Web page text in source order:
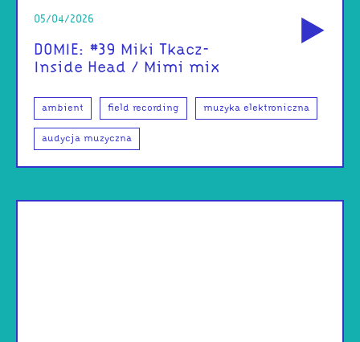
05/04/2026
DOMIE: #39 Miki Tkacz-
Inside Head / Mimi mix
ambient field recording muzyka elektroniczna
audycja muzyczna